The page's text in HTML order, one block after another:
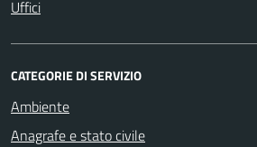
Uffici
CATEGORIE DI SERVIZIO
Ambiente
Anagrafe e stato civile